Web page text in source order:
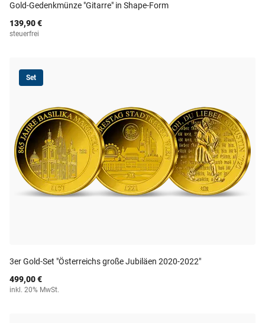
Gold-Gedenkmünze "Gitarre" in Shape-Form
139,90 €
steuerfrei
Set
3er Gold-Set "Österreichs große Jubiläen 2020-2022"
499,00 €
inkl. 20% MwSt.